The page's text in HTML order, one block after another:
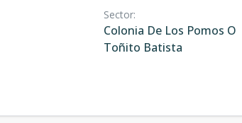
Sector:
Colonia De Los Pomos O
Toñito Batista